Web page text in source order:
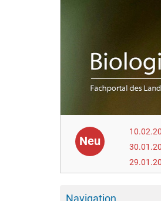
Neu
Navigation